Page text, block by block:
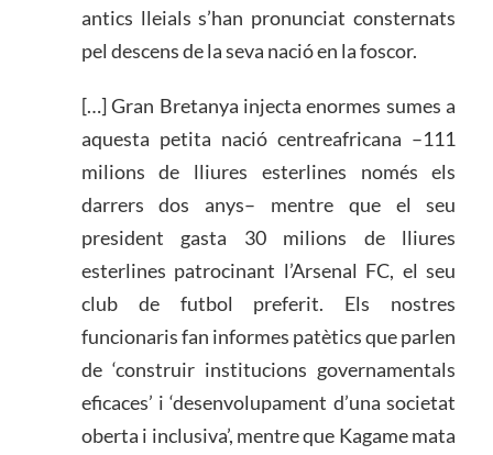
antics lleials s’han pronunciat consternats
pel descens de la seva nació en la foscor.
[…] Gran Bretanya injecta enormes sumes a
aquesta petita nació centreafricana –111
milions de lliures esterlines només els
darrers dos anys– mentre que el seu
president gasta 30 milions de lliures
esterlines patrocinant l’Arsenal FC, el seu
club de futbol preferit. Els nostres
funcionaris fan informes patètics que parlen
de ‘construir institucions governamentals
eficaces’ i ‘desenvolupament d’una societat
oberta i inclusiva’, mentre que Kagame mata